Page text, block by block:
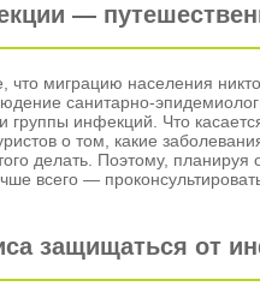
—
миграцию населения
санитарно-
группы инфекций. Что
о том, какие
делать. Поэтому, планируя
всего —
защищаться от